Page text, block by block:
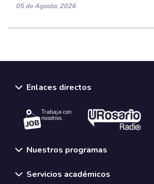
05 de Agosto, 2026
Enlaces directos
Trabaja con
nosotros.
Nuestros programas
Servicios académicos